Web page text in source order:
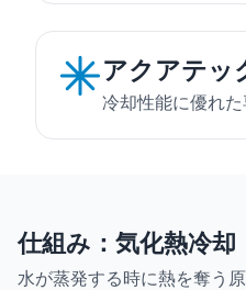
アクアテッ
冷却性能に優れ
仕組み：気化熱冷却
水が蒸発する時に熱を奪う